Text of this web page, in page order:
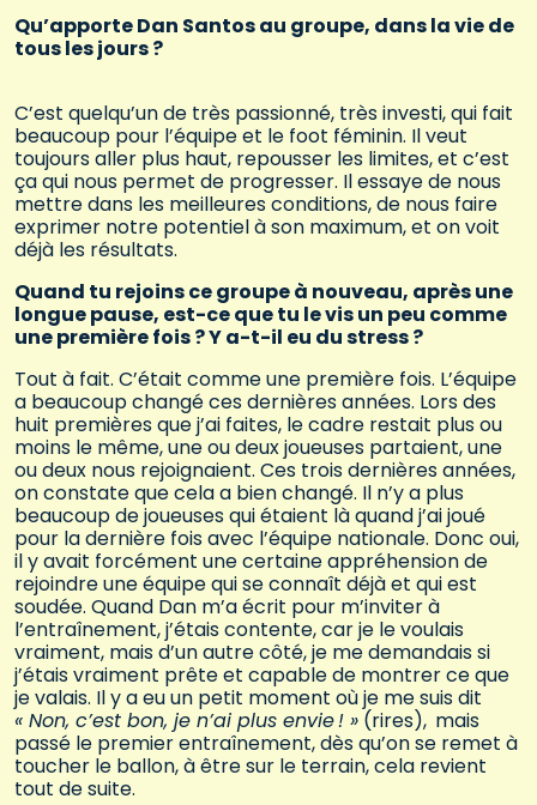
Qu’apporte Dan Santos au groupe, dans la vie de
tous les jours ?
C’est quelqu’un de très passionné, très investi, qui fait
beaucoup pour l’équipe et le foot féminin. Il veut
toujours aller plus haut, repousser les limites, et c’est
ça qui nous permet de progresser. Il essaye de nous
mettre dans les meilleures conditions, de nous faire
exprimer notre potentiel à son maximum, et on voit
déjà les résultats.
Quand tu rejoins ce groupe à nouveau, après une
longue pause, est-ce que tu le vis un peu comme
une première fois ? Y a-t-il eu du stress ?
Tout à fait. C’était comme une première fois. L’équipe
a beaucoup changé ces dernières années. Lors des
huit premières que j’ai faites, le cadre restait plus ou
moins le même, une ou deux joueuses partaient, une
ou deux nous rejoignaient. Ces trois dernières années,
on constate que cela a bien changé. Il n’y a plus
beaucoup de joueuses qui étaient là quand j’ai joué
pour la dernière fois avec l’équipe nationale. Donc oui,
il y avait forcément une certaine appréhension de
rejoindre une équipe qui se connaît déjà et qui est
soudée. Quand Dan m’a écrit pour m’inviter à
l’entraînement, j’étais contente, car je le voulais
vraiment, mais d’un autre côté, je me demandais si
j’étais vraiment prête et capable de montrer ce que
je valais. Il y a eu un petit moment où je me suis dit
« Non, c’est bon, je n’ai plus envie ! » (rires), mais
passé le premier entraînement, dès qu’on se remet à
toucher le ballon, à être sur le terrain, cela revient
tout de suite.